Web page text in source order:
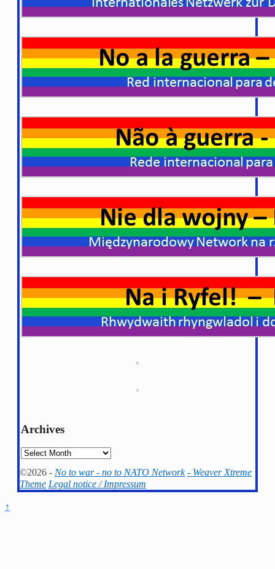
Archives
Archives
©2026 - No to war - no to NATO Network - Weaver Xtreme
Theme Legal notice / Impressum
↑